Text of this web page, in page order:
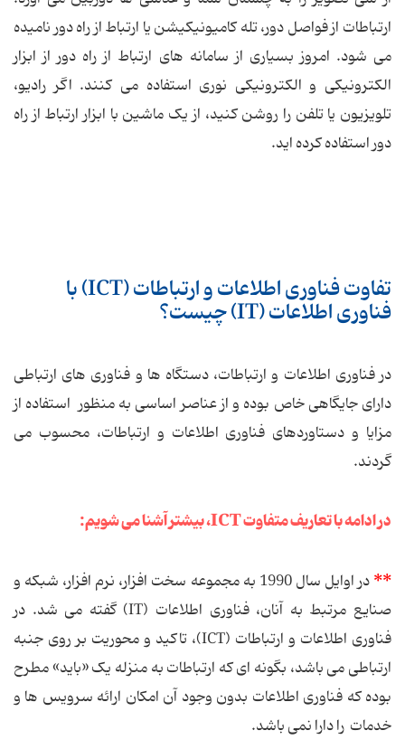
ارتباطات از فواصل دور، تله کامیونیکیشن یا ارتباط از راه دور نامیده
می شود. امروز بسیاری از سامانه های ارتباط از راه دور از ابزار
الکترونیکی و الکترونیکی نوری استفاده می کنند. اگر رادیو،
تلویزیون یا تلفن را روشن کنید، از یک ماشین با ابزار ارتباط از راه
دور استفاده کرده اید.
تفاوت فناوری اطلاعات و ارتباطات (ICT) با
فناوری اطلاعات(IT) چیست؟
در فناوری اطلاعات و ارتباطات، دستگاه ها و فناوری های ارتباطی
دارای جایگاهی خاص بوده و از عناصر اساسی به منظور استفاده از
مزایا و دستاوردهای فناوری اطلاعات و ارتباطات، محسوب می
گردند.
در ادامه با تعاریف متفاوت ICT، بیشتر آشنا می شویم:
**
در اوایل سال 1990 به مجموعه سخت افزار، نرم افزار، شبکه و
صنایع مرتبط به آنان، فناوری اطلاعات (IT) گفته می شد. در
فناوری اطلاعات و ارتباطات (ICT)، تاکید و محوریت بر روی جنبه
ارتباطی می باشد، بگونه ای که ارتباطات به منزله یک «باید» مطرح
بوده که فناوری اطلاعات بدون وجود آن امکان ارائه سرویس ها و
خدمات را دارا نمی باشد.